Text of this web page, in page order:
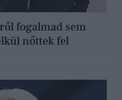
fogalmad sem
nőttek fel